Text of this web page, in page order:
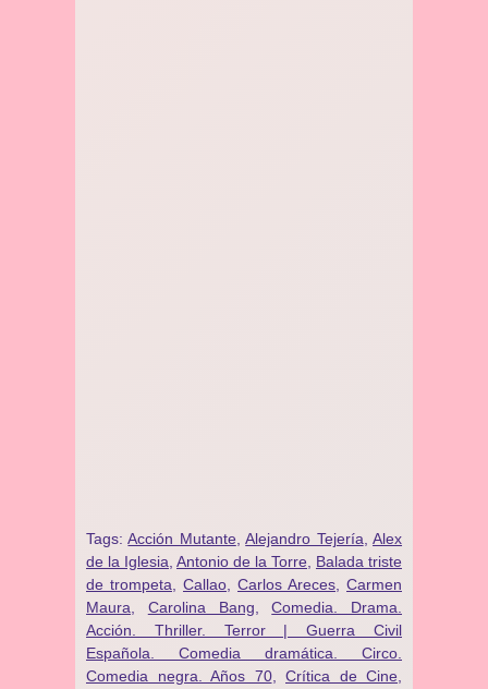
Tags:Acción Mutante ,Alejandro Tejería ,Alex
de la Iglesia Antonio de la Torre
Balada triste
de trompeta
Callao Carlos Areces
Carmen
Maura
Carolina Bang ,Comedia. Drama.
Acción. Thriller. Terror | Guerra Civil
Española. Comedia dramática. Circo.
Comedia negra. Años 70, Crítica de Cine